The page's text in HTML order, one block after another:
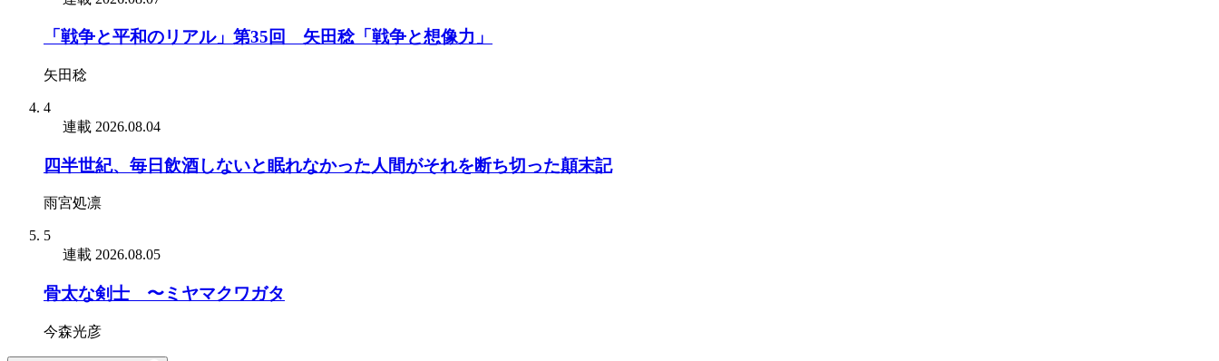
「戦争と平和のリアル」第35回 矢田稔「戦争と想像力」
矢田稔
4
連載 2026.08.04
四半世紀、毎日飲酒しないと眠れなかった人間がそれを断ち切った顛末記
雨宮処凛
5
連載 2026.08.05
骨太な剣士 〜ミヤマクワガタ
今森光彦